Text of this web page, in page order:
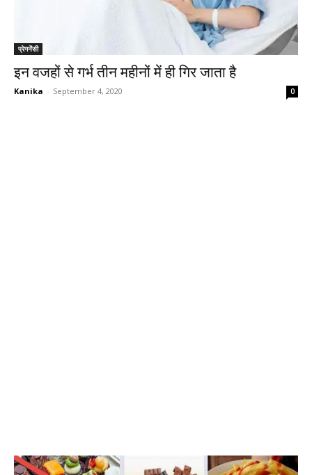
प्रेगनेंसी
इन वजहों से गर्भ तीन महीनों में ही गिर जाता है
Kanika - September 4, 2020 0